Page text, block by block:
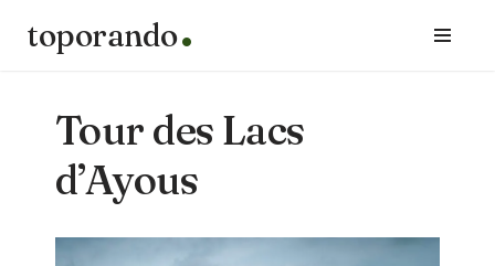
contenu
toporando
Tour des Lacs
d’Ayous